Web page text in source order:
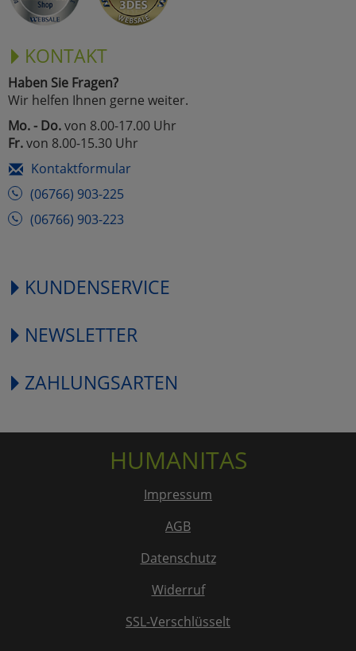
KONTAKT
Haben Sie Fragen?
Wir helfen Ihnen gerne weiter.
Mo. - Do.von 8.00-17.00 Uhr
Fr.von 8.00-15.30 Uhr
Kontaktformular
(06766) 903-225
(06766) 903-223
KUNDENSERVICE
NEWSLETTER
ZAHLUNGSARTEN
HUMANITAS
Impressum
AGB
Datenschutz
Widerruf
SSL-Verschlüsselt